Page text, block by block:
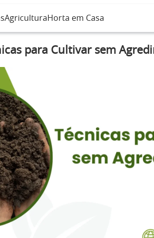
Agricultura Horta em Casa
para Cultivar sem